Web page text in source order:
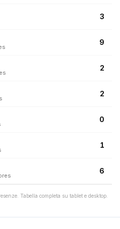
3
9
2
2
0
1
6
Tabella completa su tablet e desktop.